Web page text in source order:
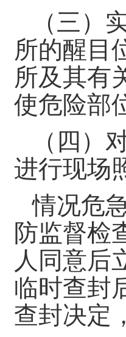
（三）
所的醒目
所及其有
使危险部
（四）
进行现场
情况危
防监督检
人同意后
临时查封
查封决定